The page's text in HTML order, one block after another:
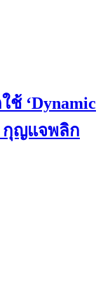
‘Dynamic
กุญแจพลิก